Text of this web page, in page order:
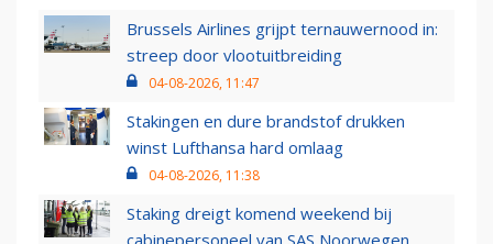
Brussels Airlines grijpt ternauwernood in:
streep door vlootuitbreiding
04-08-2026, 11:47
Stakingen en dure brandstof drukken
winst Lufthansa hard omlaag
04-08-2026, 11:38
Staking dreigt komend weekend bij